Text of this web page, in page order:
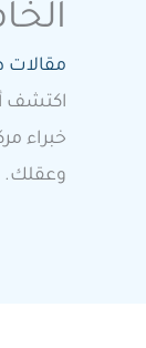
مقالات
اكتشف
خبراء
وعقلك.